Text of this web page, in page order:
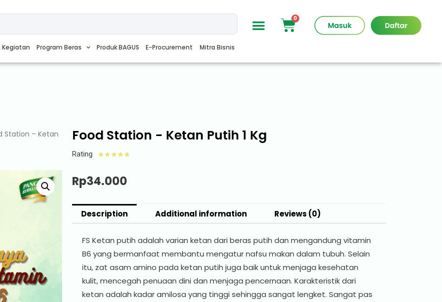
Kegiatan Program Beras Produk BAGUS E-Procurement Mitra Bisnis
Station – Ketan
Food Station - Ketan Putih 1 Kg
Rating ☆☆☆☆☆
Rp34.000
Description Additional information Reviews (0)
FS Ketan putih adalah varian ketan dari beras putih dan mengandung vitamin
B6 yang bermanfaat membantu mengatur nafsu makan dalam tubuh. Selain
itu, zat asam amino pada ketan putih juga baik untuk menjaga kesehatan
kulit, mencegah penuaan dini dan menjaga pencernaan. Karakteristik dari
ketan adalah kadar amilosa yang tinggi sehingga sangat lengket. Sangat pas